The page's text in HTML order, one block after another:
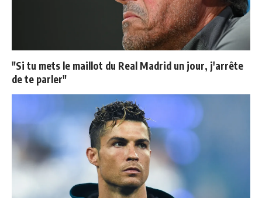
"Si tu mets le maillot du Real Madrid un jour, j'arrête
de te parler"